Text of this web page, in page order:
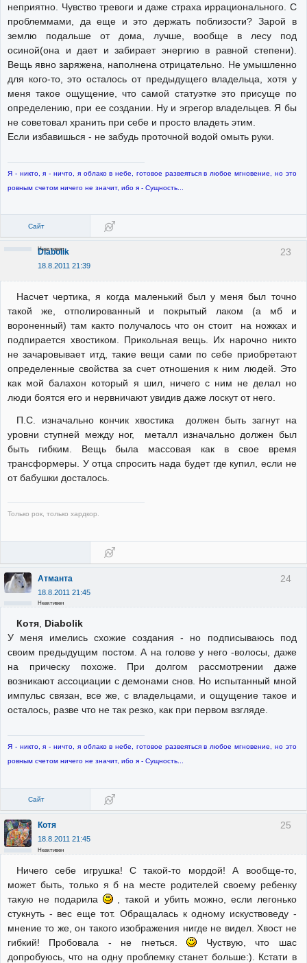
неприятно. Чувство тревоги и даже страха иррационального. С
проблеммами, да еще и это держать поблизости? Зарой в
землю подальше от дома, лучше, вообще в лесу под
осиной(она и дает и забирает энергию в равной степени).
Вещь явно заряжена, наполнена отрицательно. Не умышленно
для кого-то, это осталось от предыдущего владельца, хотя у
меня такое ощущение, что самой статуэтке это присуще по
определению, при ее создании. Ну и эгрегор владельцев. Я бы
не советовал хранить при себе и просто владеть этим.
Если избавишься - не забудь проточной водой омыть руки.
Я - никто, я - ничто, я облако в небе, готовое развеяться в любое мгновение, но это
ровным счетом ничего не значит, ибо я - Сущность...
Сайт
23
Diabolik
18.8.2011 21:39
Неактивен
Насчет чертика, я когда маленький был у меня был точно
такой же, отполированный и покрытый лаком (а мб и
вороненный) там както получалось что он стоит на ножках и
подпирается хвостиком. Прикольная вещь. Их нарочно никто
не зачаровывает итд, такие вещи сами по себе приобретают
определенные свойства за счет отношения к ним людей. Это
как мой балахон который я шил, ничего с ним не делал но
люди боятся его и нервничают увидив даже лоскут от него.
П.С. изначально кончик хвостика должен быть загнут на
уровни ступней между ног, металл изначально должен был
быть гибким. Вещь была массовая как в свое время
трансформеры. У отца спросить нада будет где купил, если не
от бабушки досталось.
Только рок, только хардкор.
24
Атманта
18.8.2011 21:45
Неактивен
Котя, Diabolik
У меня имелись схожие создания - но подписываюсь под
своим предыдущим постом. А на голове у него -волосы, даже
на прическу похоже. При долгом рассмотрении даже
возникают ассоциации с демонами снов. Но испытанный мной
импульс связан, все же, с владельцами, и ощущение такое и
осталось, разве что не так резко, как при первом взгляде.
Я - никто, я - ничто, я облако в небе, готовое развеяться в любое мгновение, но это
ровным счетом ничего не значит, ибо я - Сущность...
Сайт
25
Котя
18.8.2011 21:45
Неактивен
Ничего себе игрушка! С такой-то мордой! А вообще-то,
может быть, только я б на месте родителей своему ребенку
такую не подарила
, такой и убить можно, если легонько
стукнуть - вес еще тот. Обращалась к одному искуствоведу -
мнение то же, он такого изображения нигде не видел. Хвост не
гибкий! Пробовала - не гнеться.
Чуствую, что шас
допробуюсь, что на одну проблемку станет больше:). Кстати в